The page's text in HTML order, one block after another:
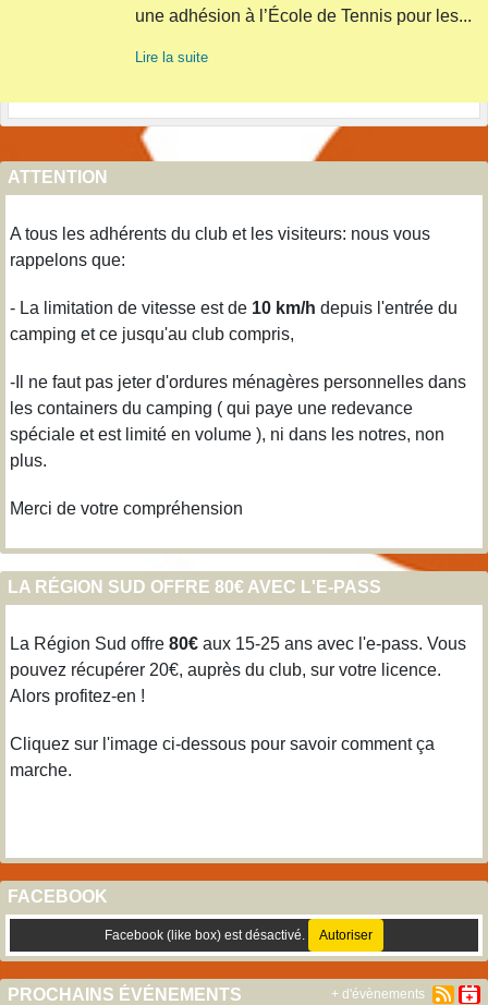
une adhésion à l’École de Tennis pour les...
Lire la suite
ATTENTION
A tous les adhérents du club et les visiteurs: nous vous
rappelons que:
- La limitation de vitesse est de 10 km/h depuis l'entrée du
camping et ce jusqu'au club compris,
-Il ne faut pas jeter d'ordures ménagères personnelles dans
les containers du camping ( qui paye une redevance
spéciale et est limité en volume ), ni dans les notres, non
plus.
Merci de votre compréhension
LA RÉGION SUD OFFRE 80€ AVEC L'E-PASS
La Région Sud offre 80€ aux 15-25 ans avec l'e-pass. Vous
pouvez récupérer 20€, auprès du club, sur votre licence.
Alors profitez-en !
Cliquez sur l'image ci-dessous pour savoir comment ça
marche.
FACEBOOK
Facebook (like box) est désactivé. Autoriser
PROCHAINS ÉVÉNEMENTS + d'évènements